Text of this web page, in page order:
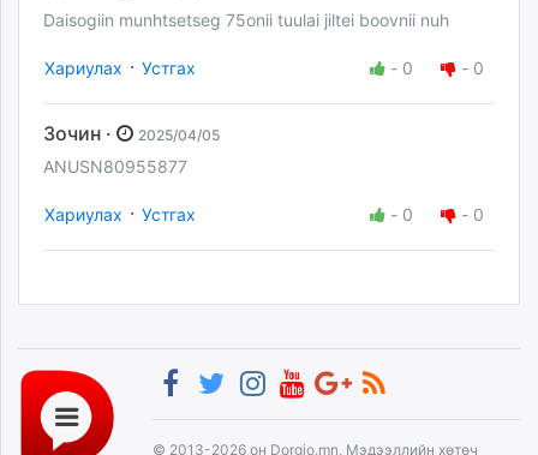
Daisogiin munhtsetseg 75onii tuulai jiltei boovnii nuh
Хариулах · Устгах - 0 - 0
Зочин · 2025/04/05
ANUSN80955877
Хариулах · Устгах - 0 - 0
© 2013-2026 он Dorgio.mn, Мэдээллийн хөтөч